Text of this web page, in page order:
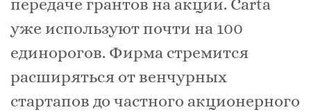
передаче грантов на акции. Carta
уже используют ​​почти на 100
единорогов. Фирма стремится
расширяться от венчурных
стартапов до частного акционерного